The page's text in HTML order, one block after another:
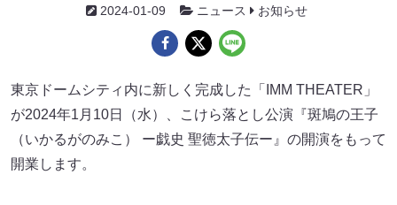
2024-01-09 ニュース お知らせ
東京ドームシティ内に新しく完成した「IMM THEATER」
が2024年1月10日（水）、こけら落とし公演『斑鳩の王子
（いかるがのみこ） ー戯史 聖徳太子伝ー』の開演をもって
開業します。